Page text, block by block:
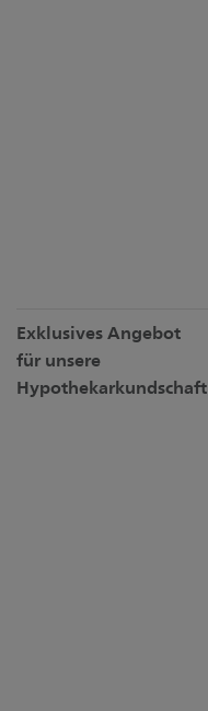
Exklusives Angebot
für unsere
Hypothekarkundschaft